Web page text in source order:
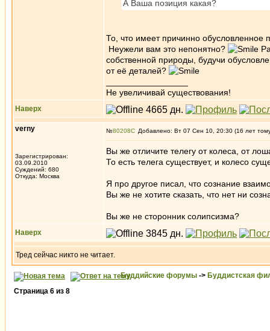
А Ваша позиция какая?
То, что имеет причинно
Неужели вам это непонятно?
собственной природы, будучи
от её деталей?
Не увеличивай существования!
Наверх
verny
Зарегистрирован:
03.09.2010
Суждений: 680
Откуда: Москва
№80208 Добавлено: Вт 07 Сен 10, 20:30 (16 лет
Вы же отличите телегу от колеса, от
То есть телега существует, и колесо
Я про другое писал, что сознание
Вы же не хотите сказать, что нет ни
Вы же не сторонник солипсизма?
Наверх
Тред сейчас никто не читает.
Буддийские форумы -> Буддистская
Страница 6 из 8